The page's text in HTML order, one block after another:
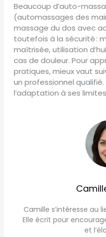
Beaucoup d’auto-
(automassages des
massage du dos avec
toutefois à la sécurité :
maîtrisée, utilisation
cas de douleur. Pour
pratiques, mieux vaut
un professionnel
l’adaptation à ses
Camille s’intéresse au
Elle écrit pour
et